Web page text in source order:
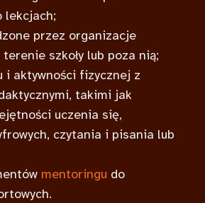
lekcjach;
przez organizacje
szkoły lub poza nią;
i aktywności fizycznej z
takimi jak
uczenia się,
czytania i pisania lub
mentoringu do